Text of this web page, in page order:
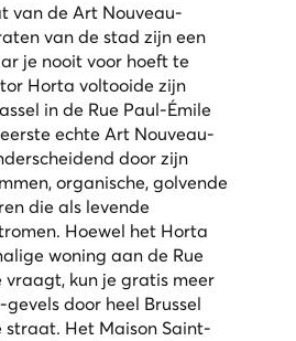
van de Art Nouveau-
van de stad zijn een
je nooit voor hoeft te
Horta voltooide zijn
in de Rue Paul-Émile
echte Art Nouveau-
door zijn
organische, golvende
die als levende
Hoewel het Horta
woning aan de Rue
vraagt, kun je gratis meer
door heel Brussel
straat. Het Maison Saint-